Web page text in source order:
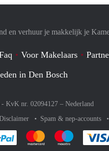
en verhuur je makkelijk je
Voor Makelaars
in Den Bosch
KvK nr. 02094127 – Nederland
Spam & nep-accounts
Je rekent gemakkelijk af met
Je rekent gemakkelijk
Je rekent